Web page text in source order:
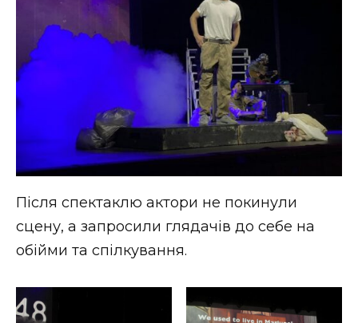
Після спектаклю актори не покинули
сцену, а запросили глядачів до себе на
обійми та спілкування.